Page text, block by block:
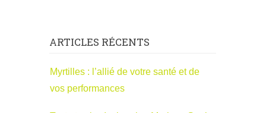
ARTICLES RÉCENTS
Myrtilles : l’allié de votre santé et de
vos performances